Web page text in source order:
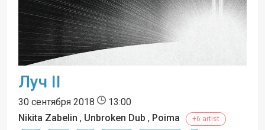
Луч II
30 сентября 2018
13:00
Nikita Zabelin , Unbroken Dub , Poima
+6 artist